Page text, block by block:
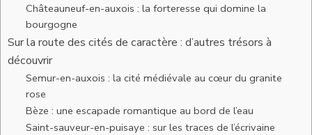
Châteauneuf-en-auxois : la forteresse qui domine la
bourgogne
Sur la route des cités de caractère : d’autres trésors à
découvrir
Semur-en-auxois : la cité médiévale au cœur du granite
rose
Bèze : une escapade romantique au bord de l’eau
Saint-sauveur-en-puisaye : sur les traces de l’écrivaine